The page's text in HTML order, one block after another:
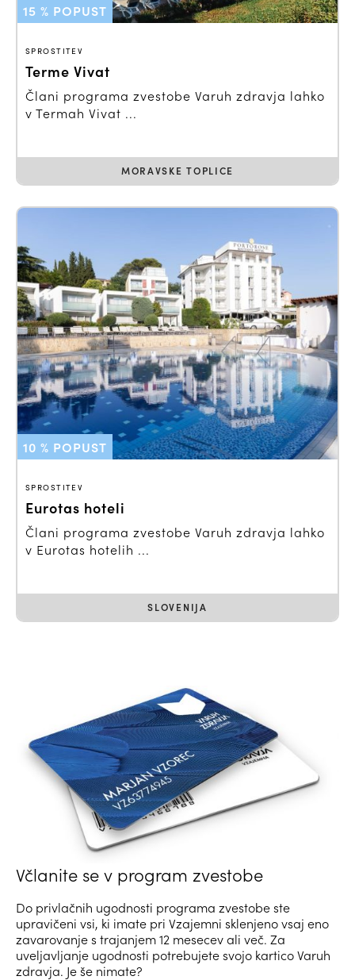
15 % POPUST
SPROSTITEV
Terme Vivat
Člani programa zvestobe Varuh zdravja lahko
v Termah Vivat ...
MORAVSKE TOPLICE
10 % POPUST
SPROSTITEV
Eurotas hoteli
Člani programa zvestobe Varuh zdravja lahko
v Eurotas hotelih ...
SLOVENIJA
Včlanite se v program zvestobe
Do privlačnih ugodnosti programa zvestobe ste
upravičeni vsi, ki imate pri Vzajemni sklenjeno vsaj eno
zavarovanje s trajanjem 12 mesecev ali več. Za
uveljavljanje ugodnosti potrebujete svojo kartico Varuh
zdravja. Je še nimate?